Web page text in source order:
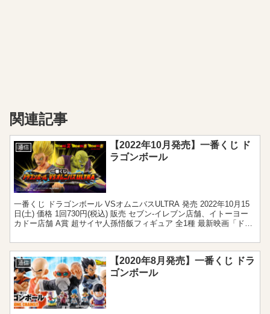
関連記事
通信
【2022年10月発売】一番くじ ド
ラゴンボール
一番くじ ドラゴンボール VSオムニバスULTRA 発売 2022年10月15
日(土) 価格 1回730円(税込) 販売 セブン‐イレブン店舗、イトーヨー
カドー店舗 A賞 超サイヤ人孫悟飯フィギュア 全1種 最新映画「ドラ
通信
【2020年8月発売】一番くじ ドラ
ゴンボール